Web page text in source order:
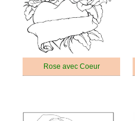
Rose avec Coeur